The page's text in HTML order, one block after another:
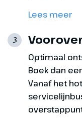
Lees meer
3
Optimaal
Boek dan
Vanaf het